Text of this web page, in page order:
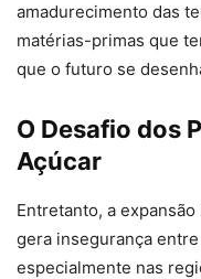
amadurecimento das
matérias-primas que
que o futuro se
O Desafio dos
Açúcar
Entretanto, a
gera insegurança
especialmente nas